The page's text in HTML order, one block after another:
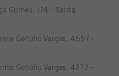
Gomes, 174 - Santa
Getúlio Vargas, 4557 -
Getúlio Vargas, 4272 -